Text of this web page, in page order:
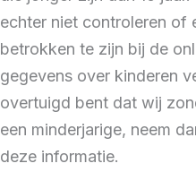
echter niet controleren of
betrokken te zijn bij de
gegevens over kinderen
overtuigd bent dat wij
een minderjarige, neem
deze informatie.